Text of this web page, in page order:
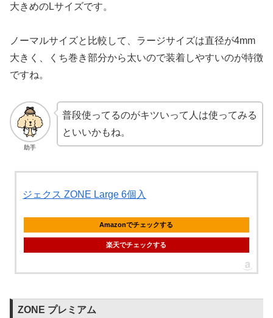
大きめのLサイズです。
ノーマルサイズと比較して、ラージサイズは直径が4mm
大きく、くち巻き部分から太いので装着しやすいのが特徴
ですね。
助手
普段使ってるのがキツいって人は使ってみる
といいかもね。
ジェクス ZONE Large 6個入
Amazonでチェックする
楽天でチェックする
ZONE プレミアム